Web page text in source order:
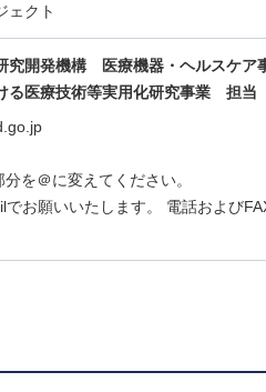
ェクト
究開発機構 医療機器・ヘルスケア
る医療技術等実用化研究事業
担当
を＠に変えてください。
お願いいたします。 電話および